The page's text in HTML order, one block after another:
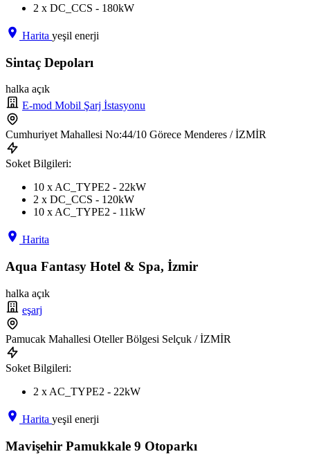
2 x DC_CCS - 180kW
Harita yeşil enerji
Sintaç Depoları
halka açık
E-mod Mobil Şarj İstasyonu
Cumhuriyet Mahallesi No:44/10 Görece Menderes / İZMİR
Soket Bilgileri:
10 x AC_TYPE2 - 22kW
2 x DC_CCS - 120kW
10 x AC_TYPE2 - 11kW
Harita
Aqua Fantasy Hotel & Spa, İzmir
halka açık
eşarj
Pamucak Mahallesi Oteller Bölgesi Selçuk / İZMİR
Soket Bilgileri:
2 x AC_TYPE2 - 22kW
Harita yeşil enerji
Mavişehir Pamukkale 9 Otoparkı